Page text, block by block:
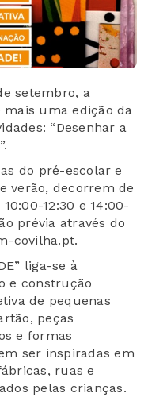
setembro, a
mais uma edição da
“Desenhar a
do pré-escolar e
verão, decorrem de
12:30 e 14:00-
prévia através do
covilha.pt.
liga-se à
e construção
de pequenas
peças
e formas
ser inspiradas em
ruas e
pelas crianças.